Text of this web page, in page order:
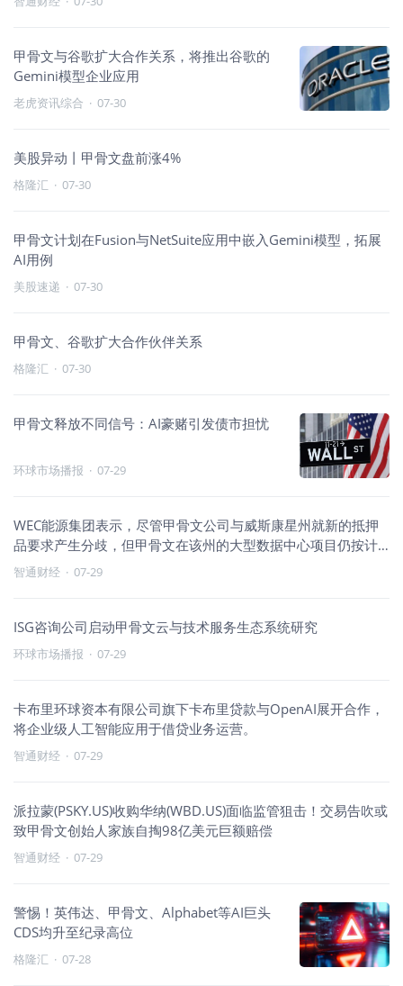
甲骨文与谷歌扩大合作关系，将推出谷歌的
Gemini模型企业应用
老虎资讯综合 · 07-30
美股异动丨甲骨文盘前涨4%
格隆汇 · 07-30
甲骨文计划在Fusion与NetSuite应用中嵌入Gemini模型，拓展
AI用例
美股速递 · 07-30
甲骨文、谷歌扩大合作伙伴关系
格隆汇 · 07-30
甲骨文释放不同信号：AI豪赌引发债市担忧
环球市场播报 · 07-29
WEC能源集团表示，尽管甲骨文公司与威斯康星州就新的抵押
品要求产生分歧，但甲骨文在该州的大型数据中心项目仍按计
划推进。
智通财经 · 07-29
ISG咨询公司启动甲骨文云与技术服务生态系统研究
环球市场播报 · 07-29
卡布里环球资本有限公司旗下卡布里贷款与OpenAI展开合作，
将企业级人工智能应用于借贷业务运营。
智通财经 · 07-29
派拉蒙(PSKY.US)收购华纳(WBD.US)面临监管狙击！交易告吹或
致甲骨文创始人家族自掏98亿美元巨额赔偿
智通财经 · 07-29
警惕！英伟达、甲骨文、Alphabet等AI巨头
CDS均升至纪录高位
格隆汇 · 07-28